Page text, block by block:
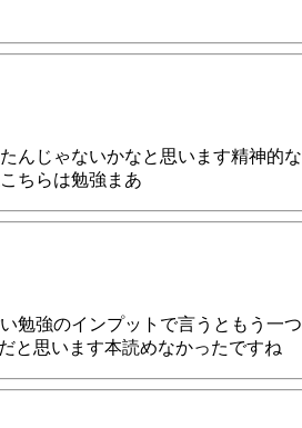
じゃないかなと思います精神的
ちらは勉強まあ
強のインプットで言うともう一
と思います本読めなかったですね